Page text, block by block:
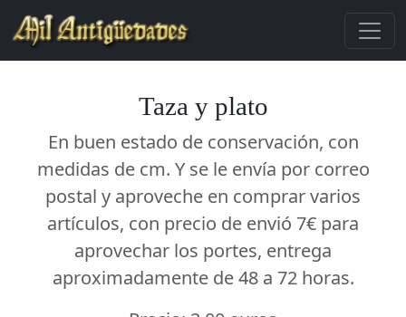
Taza y plato
En buen estado de conservación, con
medidas de cm. Y se le envía por correo
postal y aproveche en comprar varios
artículos, con precio de envió 7€ para
aprovechar los portes, entrega
aproximadamente de 48 a 72 horas.